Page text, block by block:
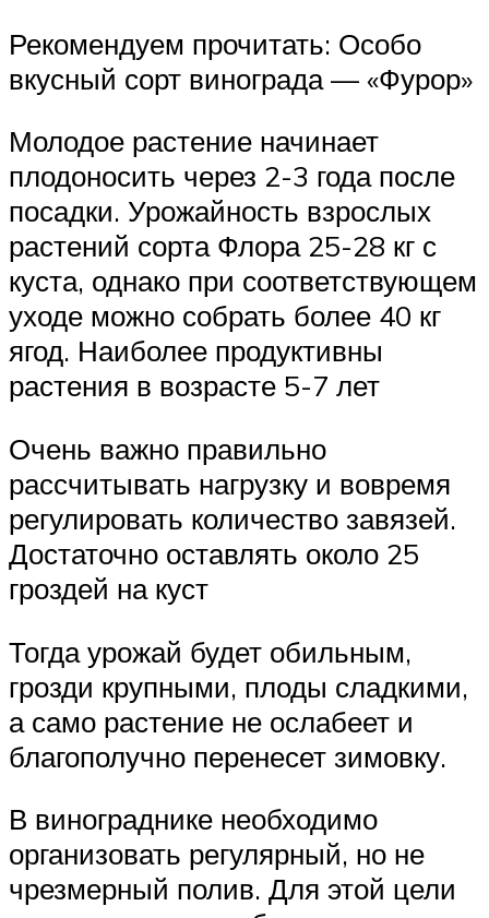
Рекомендуем прочитать: Особо
вкусный сорт винограда — «Фурор»
Молодое растение начинает
плодоносить через 2-3 года после
посадки. Урожайность взрослых
растений сорта Флора 25-28 кг с
куста, однако при соответствующем
уходе можно собрать более 40 кг
ягод. Наиболее продуктивны
растения в возрасте 5-7 лет
Очень важно правильно
рассчитывать нагрузку и вовремя
регулировать количество завязей.
Достаточно оставлять около 25
гроздей на куст
Тогда урожай будет обильным,
грозди крупными, плоды сладкими,
а само растение не ослабеет и
благополучно перенесет зимовку.
В винограднике необходимо
организовать регулярный, но не
чрезмерный полив. Для этой цели